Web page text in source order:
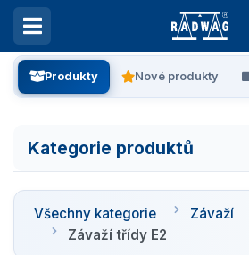
Produkty Nové produkty
Kategorie produktů
Všechny kategorie
Laboratorní váhy
Všechny kategorie
Závaží
Závaží třídy E2